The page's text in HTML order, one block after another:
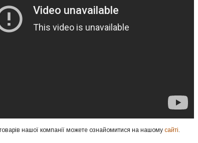
нашої компанії можете ознайомитися на нашому сайті.